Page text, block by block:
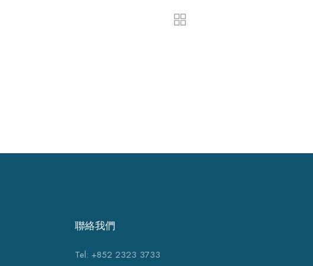
聯絡我們
Tel: +852 2323 3733